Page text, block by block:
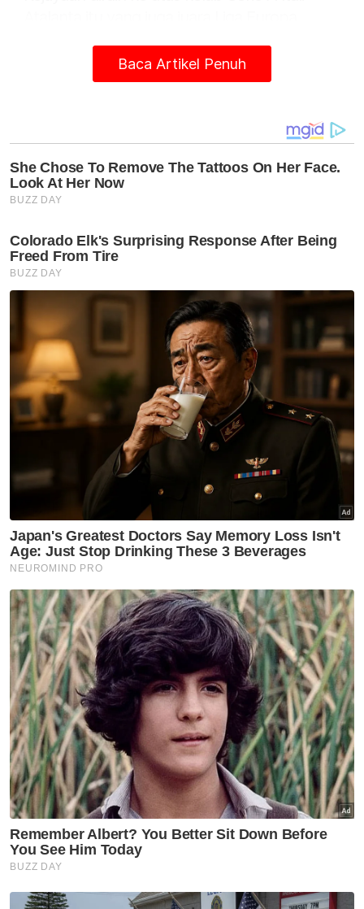
kejuaraan Piala Super buat kali keenam.
(Serie A) masing-masing mengekori rapat
dengan lima kejuaraan pembuka musim
baharu kelab Eropah yang menemukan
pemenang Liga Juara-Juara dengan juara
Liga Europa.
INFO
Senarai Pemenang Piala Super Eropah
Real Madrid (Sepanyol) - 6
Artikel Berkaitan:
Real Madrid ikat Mbappe lima tahun
Real Madrid raja bola sepak Eropah
Mbappe pasti ke Real Madrid
Barcelona (Sepanyol), AC Milan (Itali) - 5
Liverpool (England) - 4
Baca Artikel Penuh